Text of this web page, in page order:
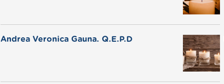
Andrea Veronica Gauna. Q.E.P.D